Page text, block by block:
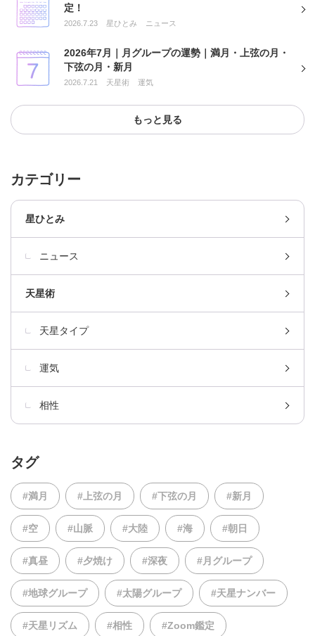
定！
2026.7.23 星ひとみ ニュース
2026年7月｜月グループの運勢｜満月・上弦の月・
下弦の月・新月
2026.7.21 天星術 運気
もっと見る
カテゴリー
星ひとみ
ニュース
天星術
天星タイプ
運気
相性
タグ
#満月 #上弦の月 #下弦の月 #新月
#空 #山脈 #大陸 #海 #朝日
#真昼 #夕焼け #深夜 #月グループ
#地球グループ #太陽グループ #天星ナンバー
#天星リズム #相性 #Zoom鑑定